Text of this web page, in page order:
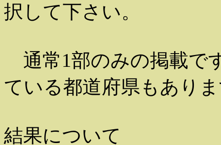
択して下さい。
通常1部のみの掲載で
ている都道府県もあり
結果について